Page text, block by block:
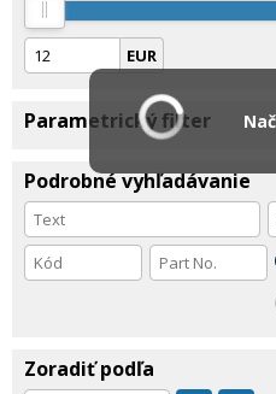
EUR
Parametrický filter
Podrobné vyhľadávanie
Zoradiť podľa